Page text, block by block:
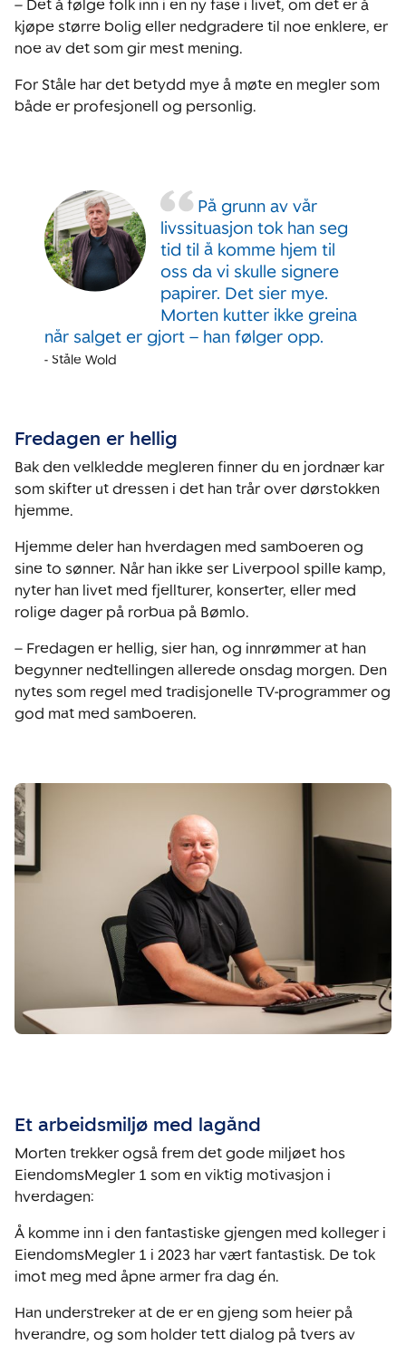
– Det å følge folk inn i en ny fase i livet, om det er å
kjøpe større bolig eller nedgradere til noe enklere, er
noe av det som gir mest mening.
For Ståle har det betydd mye å møte en megler som
både er profesjonell og personlig.
På grunn av vår
livssituasjon tok han seg
tid til å komme hjem til
oss da vi skulle signere
papirer. Det sier mye.
Morten kutter ikke greina
når salget er gjort – han følger opp.
- Ståle Wold
Fredagen er hellig
Bak den velkledde megleren finner du en jordnær kar
som skifter ut dressen i det han trår over dørstokken
hjemme.
Hjemme deler han hverdagen med samboeren og
sine to sønner. Når han ikke ser Liverpool spille kamp,
nyter han livet med fjellturer, konserter, eller med
rolige dager på rorbua på Bømlo.
– Fredagen er hellig, sier han, og innrømmer at han
begynner nedtellingen allerede onsdag morgen. Den
nytes som regel med tradisjonelle TV-programmer og
god mat med samboeren.
Et arbeidsmiljø med lagånd
Morten trekker også frem det gode miljøet hos
EiendomsMegler 1 som en viktig motivasjon i
hverdagen:
Å komme inn i den fantastiske gjengen med kolleger i
EiendomsMegler 1 i 2023 har vært fantastisk. De tok
imot meg med åpne armer fra dag én.
Han understreker at de er en gjeng som heier på
hverandre, og som holder tett dialog på tvers av